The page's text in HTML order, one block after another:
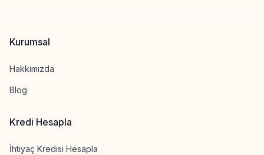
Kurumsal
Hakkımızda
Blog
Kredi Hesapla
İhtiyaç Kredisi Hesapla